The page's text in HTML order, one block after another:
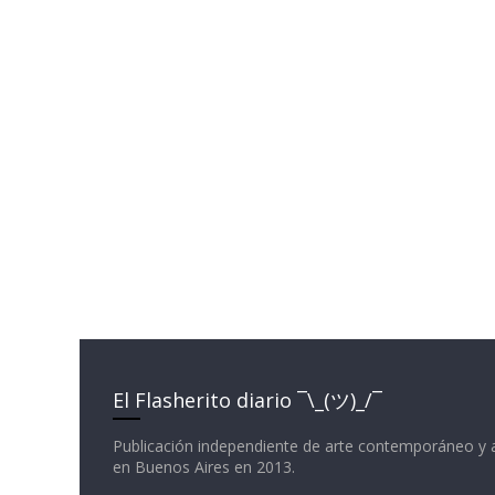
El Flasherito diario ¯\_(ツ)_/¯
Publicación independiente de arte contemporáneo y
en Buenos Aires en 2013.